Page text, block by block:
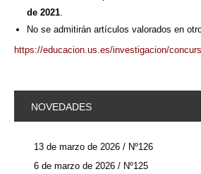
de 2021.
No se admitirán artículos valorados en
https://educacion.us.es/investigacion/
NOVEDADES
13 de marzo de 2026 / Nº126
6 de marzo de 2026 / Nº125